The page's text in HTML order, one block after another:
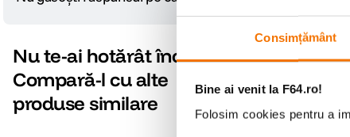
Consimțământ
Bine ai venit la F64.ro!
Folosim cookies pentru a
Nu te-ai hotărât încă?
Compară-l cu alte
produse similare